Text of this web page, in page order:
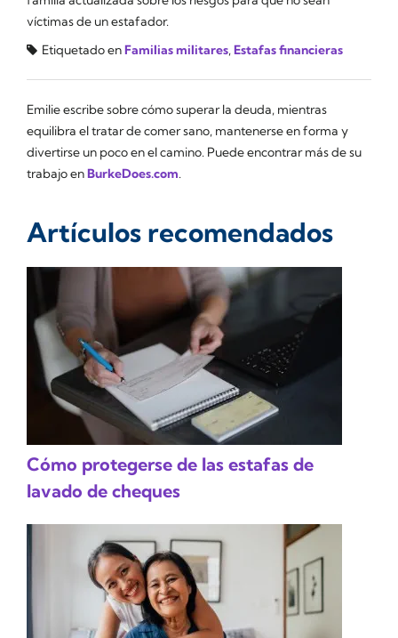
víctimas de un estafador.
Etiquetado enFamilias militares,Estafas financieras
Emilie escribe sobre cómo superar la deuda, mientras
equilibra el tratar de comer sano, mantenerse en forma y
divertirse un poco en el camino. Puede encontrar más de su
trabajo enBurkeDoes.com.
Artículos recomendados
Cómo protegerse de las estafas de
lavado de cheques